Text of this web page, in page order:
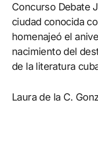
Concurso Debate
ciudad conocida
homenajeó el
nacimiento del
de la literatura
Laura de la C.